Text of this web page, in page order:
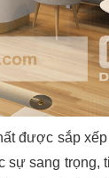
được sắp
sang trọng,